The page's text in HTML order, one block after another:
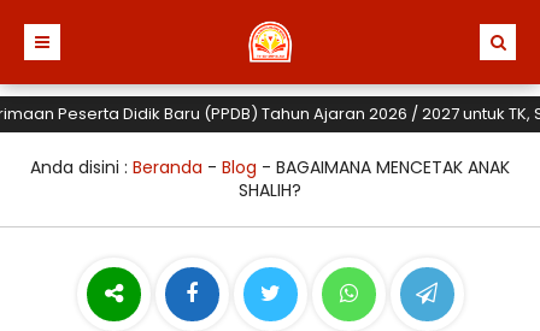
Peserta Didik Baru (PPDB) Tahun Ajaran 2026 / 2027 untuk TK,
Anda disini : Beranda - Blog - BAGAIMANA MENCETAK ANAK
SHALIH?